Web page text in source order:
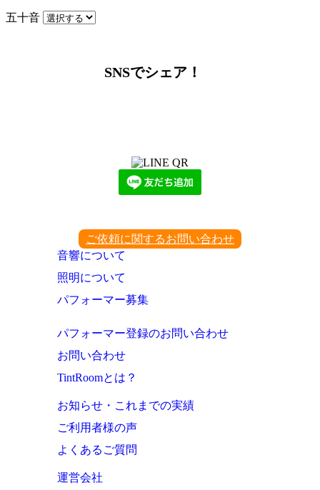
五十音
SNSでシェア！
ご依頼に関するお問い合わせ
音響について
照明について
パフォーマー募集
パフォーマー登録のお問い合わせ
お問い合わせ
TintRoomとは？
お知らせ・これまでの実績
ご利用者様の声
よくあるご質問
運営会社